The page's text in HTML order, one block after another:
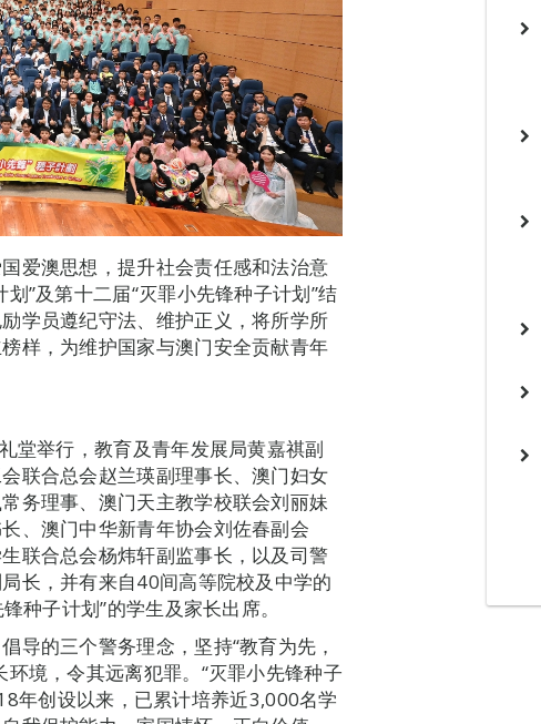
爱澳思想，提升社会责任感和法治意
”及第十二届“灭罪小先锋种子计划”结
学员遵纪守法、维护正义，将所学所
样，为维护国家与澳门安全贡献青年
堂举行，教育及青年发展局黄嘉祺副
联合总会赵兰瑛副理事长、澳门妇女
务理事、澳门天主教学校联会刘丽妹
、澳门中华新青年协会刘佐春副会
联合总会杨炜轩副监事长，以及司警
长，并有来自40间高等院校及中学的
种子计划”的学生及家长出席。
导的三个警务理念，坚持“教育为先，
境，令其远离犯罪。“灭罪小先锋种子
年创设以来，已累计培养近3,000名学